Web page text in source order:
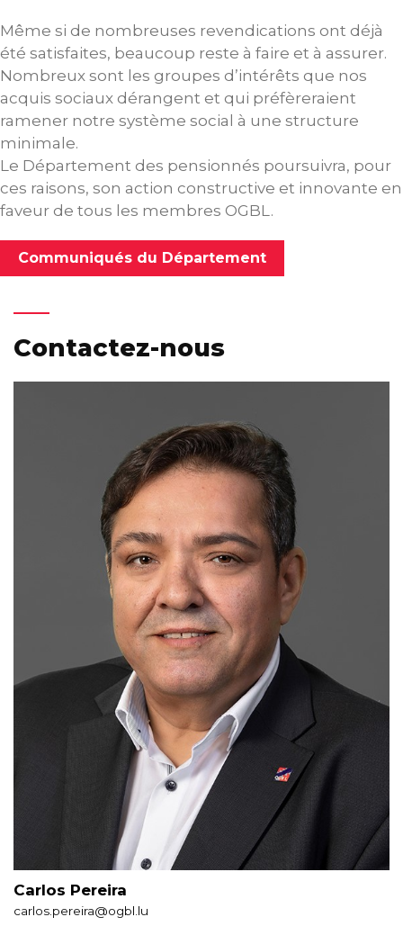
Même si de nombreuses revendications ont déjà
été satisfaites, beaucoup reste à faire et à assurer.
Nombreux sont les groupes d’intérêts que nos
acquis sociaux dérangent et qui préfèreraient
ramener notre système social à une structure
minimale.
Le Département des pensionnés poursuivra, pour
ces raisons, son action constructive et innovante en
faveur de tous les membres OGBL.
Communiqués du Département
Contactez-nous
Carlos Pereira
carlos.pereira@ogbl.lu